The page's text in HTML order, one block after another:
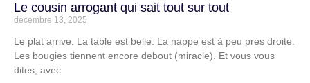
Le cousin arrogant qui sait tout sur tout
décembre 13, 2025
Le plat arrive. La table est belle. La nappe est à peu près droite.
Les bougies tiennent encore debout (miracle). Et vous vous
dites, avec